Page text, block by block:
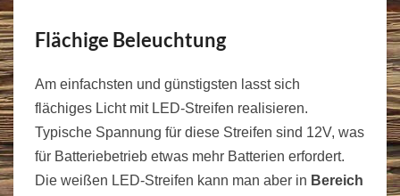
Flächige Beleuchtung
Am einfachsten und günstigsten lasst sich
flächiges Licht mit LED-Streifen realisieren.
Typische Spannung für diese Streifen sind 12V, was
für Batteriebetrieb etwas mehr Batterien erfordert.
Die weißen LED-Streifen kann man aber in Bereich